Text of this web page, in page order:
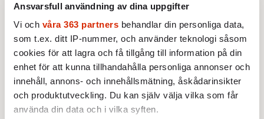
Ansvarsfull användning av dina uppgifter
Vi och våra 363 partners behandlar din personliga data,
som t.ex. ditt IP-nummer, och använder teknologi såsom
cookies för att lagra och få tillgång till information på din
enhet för att kunna tillhandahålla personliga annonser och
innehåll, annons- och innehållsmätning, åskådarinsikter
och produktutveckling. Du kan själv välja vilka som får
använda din data och i vilka syften.
stridsvagnar skulle invadera Västeuropa och
starta tredje världskriget.
En gul Lidlskylt lyste i mörkret. Ja, tänkte
jag, det som varit DDR har elektrifierats.
Välsignade fred.